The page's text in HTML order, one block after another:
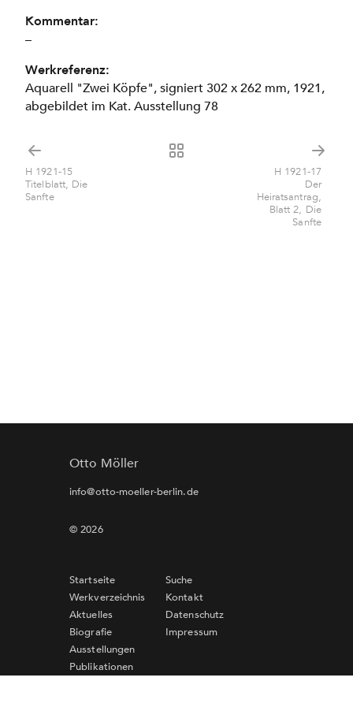
Kommentar:
–
Werkreferenz:
Aquarell "Zwei Köpfe", signiert 302 x 262 mm, 1921,
abgebildet im Kat. Ausstellung 78
H 1921-15
Titelblatt, Die
Sanfte
H 1921-17
Der
Heiratsantrag,
Blatt 2, Die
Sanfte
Otto Möller
info@otto-moeller-berlin.de
© 2026
Startseite
Werkverzeichnis
Aktuelles
Biografie
Ausstellungen
Publikationen
Suche
Kontakt
Datenschutz
Impressum